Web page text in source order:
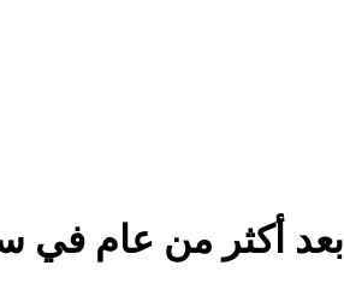
بعد أكثر من عام في